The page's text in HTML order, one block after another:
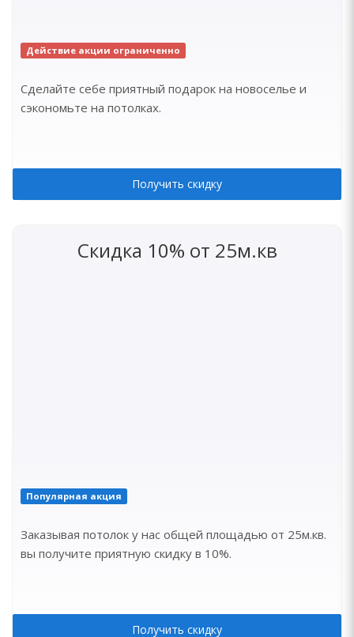
Действие акции ограниченно
Сделайте себе приятный подарок на новоселье и
сэкономьте на потолках.
Получить скидку
Скидка 10% от 25м.кв
Популярная акция
Заказывая потолок у нас общей площадью от 25м.кв.
вы получите приятную скидку в 10%.
Получить скидку